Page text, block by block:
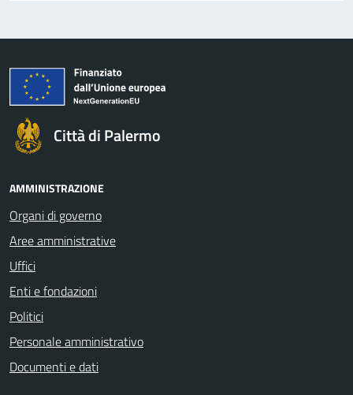
Città di Palermo
AMMINISTRAZIONE
Organi di governo
Aree amministrative
Uffici
Enti e fondazioni
Politici
Personale amministrativo
Documenti e dati